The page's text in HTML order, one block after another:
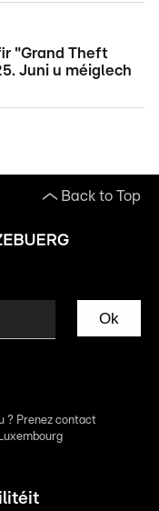
"Grand Theft
Juni u méiglech
Back to Top
Ok
? Prenez contact